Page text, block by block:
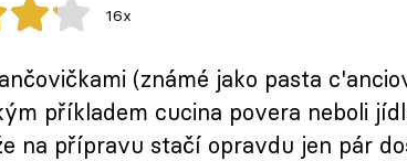
16x
(známé jako pasta
příkladem cucina povera neboli
na přípravu stačí opravdu jen pár